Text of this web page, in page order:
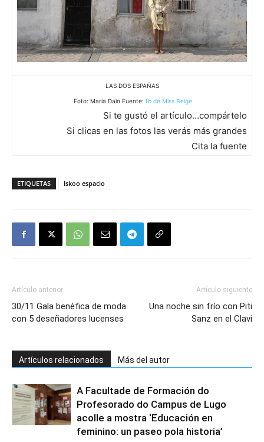
LAS DOS ESPAÑAS
Foto: Maria Dain Fuente: fb de Miss Beige
Si te gustó el artículo…compártelo
Si clicas en las fotos las verás más grandes
Cita la fuente
ETIQUETAS Iskoo espacio
Artículo anterior
30/11 Gala benéfica de moda
con 5 deseñadores lucenses
Artículo siguiente
Una noche sin frío con Piti
Sanz en el Clavi
Artículos relacionados Más del autor
A Facultade de Formación do
Profesorado do Campus de Lugo
acolle a mostra ‘Educación en
feminino: un paseo pola historia’